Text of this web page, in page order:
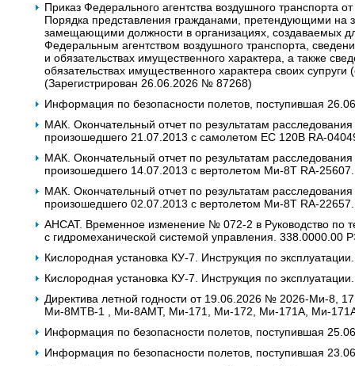
Приказ Федерального агентства воздушного
Порядка представления гражданами, претендующими на
замещающими должности в организациях, создаваемых
Федеральным агентством воздушного транспорта,
и обязательствах имущественного характера, а также
обязательствах имущественного характера своих
(Зарегистрирован 26.06.2026 № 87268)
Информация по безопасности полетов, поступившая
МАК. Окончательный отчет по результатам
произошедшего 21.07.2013 c самолетом ЕС 120В RA-
МАК. Окончательный отчет по результатам
произошедшего 14.07.2013 с вертолетом Ми-8Т RA-
МАК. Окончательный отчет по результатам
произошедшего 02.07.2013 с вертолетом Ми-8Т RA-
АНСАТ. Временное изменение № 072-2 в Руководство по
с гидромеханической системой управления. 338.0000.00
Кислородная установка КУ-7. Инструкция по
Кислородная установка КУ-7. Инструкция по
Директива летной годности от 19.06.2026 № 2026-Ми-8,
Ми-8МТВ-1 , Ми-8АМТ, Ми-171, Ми-172, Ми-171А, Ми-
Информация по безопасности полетов, поступившая
Информация по безопасности полетов, поступившая